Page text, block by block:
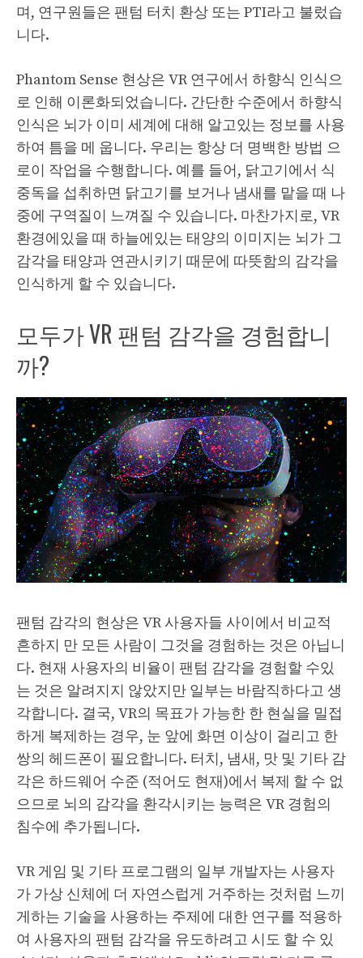
며, 연구원들은 팬텀 터치 환상 또는 PTI라고 불렀습
니다.
Phantom Sense 현상은 VR 연구에서 하향식 인식으
로 인해 이론화되었습니다. 간단한 수준에서 하향식
인식은 뇌가 이미 세계에 대해 알고있는 정보를 사용
하여 틈을 메 웁니다. 우리는 항상 더 명백한 방법 으
로이 작업을 수행합니다. 예를 들어, 닭고기에서 식
중독을 섭취하면 닭고기를 보거나 냄새를 맡을 때 나
중에 구역질이 느껴질 수 있습니다. 마찬가지로, VR
환경에있을 때 하늘에있는 태양의 이미지는 뇌가 그
감각을 태양과 연관시키기 때문에 따뜻함의 감각을
인식하게 할 수 있습니다.
모두가 VR 팬텀 감각을 경험합니
까?
팬텀 감각의 현상은 VR 사용자들 사이에서 비교적
흔하지 만 모든 사람이 그것을 경험하는 것은 아닙니
다. 현재 사용자의 비율이 팬텀 감각을 경험할 수있
는 것은 알려지지 않았지만 일부는 바람직하다고 생
각합니다. 결국, VR의 목표가 가능한 한 현실을 밀접
하게 복제하는 경우, 눈 앞에 화면 이상이 걸리고 한
쌍의 헤드폰이 필요합니다. 터치, 냄새, 맛 및 기타 감
각은 하드웨어 수준 (적어도 현재)에서 복제 할 수 없
으므로 뇌의 감각을 환각시키는 능력은 VR 경험의
침수에 추가됩니다.
VR 게임 및 기타 프로그램의 일부 개발자는 사용자
가 가상 ​​신체에 더 자연스럽게 거주하는 것처럼 느끼
게하는 기술을 사용하는 주제에 대한 연구를 적용하
여 사용자의 팬텀 감각을 유도하려고 시도 할 수 있